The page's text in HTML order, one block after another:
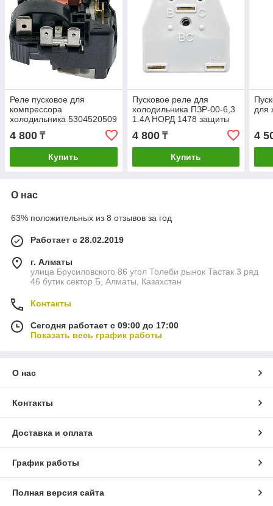
Реле пусковое для
компрессора
холодильника 5304520509
4 800 ₸
Купить
Пусковое реле для
холодильника ПЗР-00-6,3
1.4A НОРД 1478 защиты
мотора-компрессора
RF03W16
4 800₸
Купить
для
4
О нас
63% положительных из 8 отзывов за год
Работает с 28.02.2019
г. Алматы
улица Брусиловского 86 угол Толеби рынок Тастак 3 ряд
46 бутик сектор Б, Алматы, Казахстан
Контакты
Сегодня работает с 09:00 до 17:00
Показать весь график работы
О нас
Контакты
Доставка и оплата
График работы
Полная версия сайта